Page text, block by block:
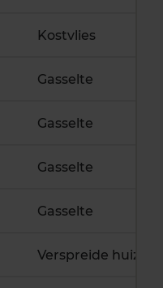
U
Kostvlies
Gasselte
Gasselte
Gasselte
Gasselte
Verspreide huizen